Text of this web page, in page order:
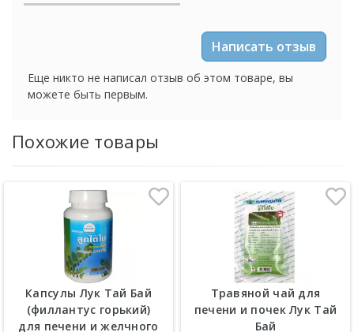
Написать отзыв
Еще никто не написал отзыв об этом товаре, вы
можете быть первым.
Похожие товары
Капсулы Лук Тай Бай
(филлантус горький)
для печени и желчного
Травяной чай для
печени и почек Лук Тай
Бай